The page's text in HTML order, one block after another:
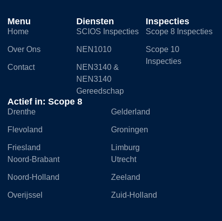
Menu
Home
Over Ons
Contact
Diensten
SCIOS Inspecties
NEN1010
NEN3140 &
NEN3140
Gereedschap
Inspecties
Scope 8 Inspecties
Scope 10
Inspecties
Actief in: Scope 8
Drenthe
Flevoland
Friesland
Gelderland
Groningen
Limburg
Noord-Brabant
Noord-Holland
Overijssel
Utrecht
Zeeland
Zuid-Holland